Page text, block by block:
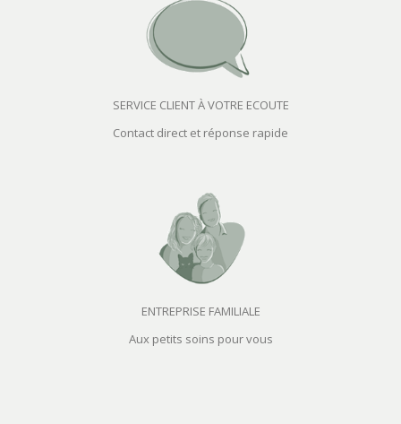
SERVICE CLIENT À VOTRE ECOUTE
Contact direct et réponse rapide
ENTREPRISE FAMILIALE
Aux petits soins pour vous